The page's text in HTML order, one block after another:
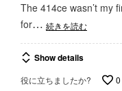
The 414ce wasn’t my
for… 続きを読む
Show details
役に立ちましたか? 0